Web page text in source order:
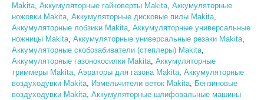
Makita, Аккумуляторные гайковерты Makita, Аккумуляторные
ножовки Makita, Аккумуляторные дисковые пилы Makita,
Аккумуляторные лобзики Makita, Аккумуляторные универсальные
ножницы Makita, Аккумуляторные универсальные резаки Makita,
Аккумуляторные скобозабиватели (степлеры) Makita,
Аккумуляторные газонокосилки Makita, Аккумуляторные
триммеры Makita, Аэраторы для газона Makita, Аккумуляторные
воздуходувки Makita, Измельчители веток Makita, Бензиновые
воздуходувки Makita, Аккумуляторные шлифовальные машины